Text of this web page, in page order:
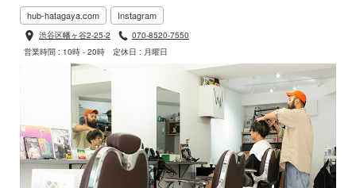
hub-hatagaya.com Instagram
渋谷区幡ヶ谷2-25-2
070-8520-7550
営業時間 : 10時 - 20時
定休日 : 月曜日